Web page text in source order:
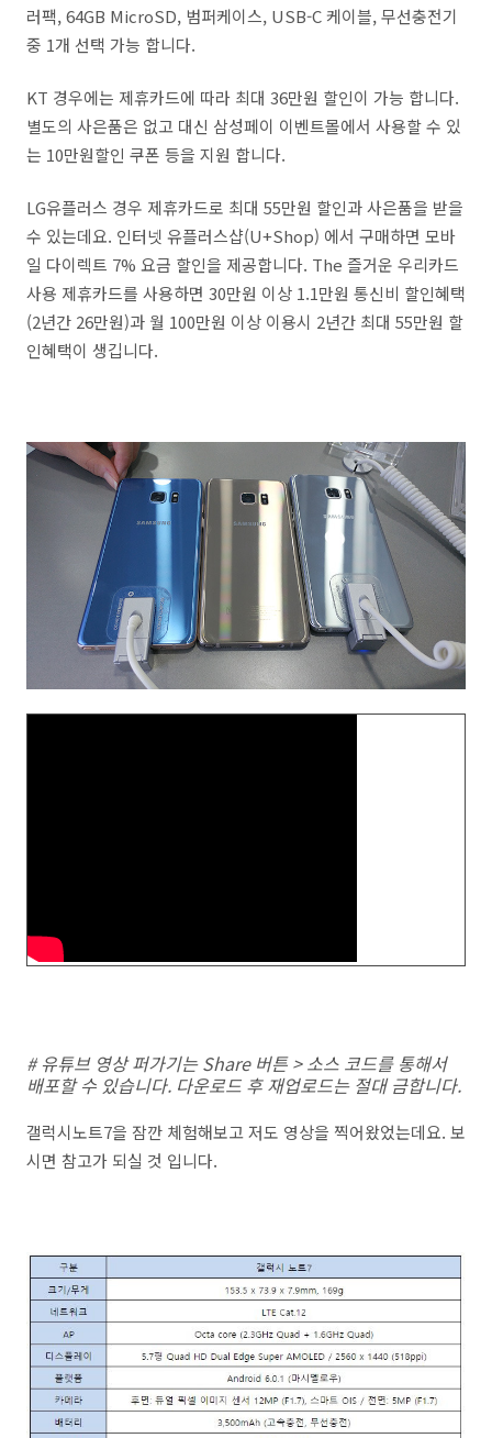
러팩, 64GB MicroSD, 범퍼케이스, USB-C 케이블, 무선충전기
중 1개 선택 가능 합니다.
KT 경우에는 제휴카드에 따라 최대 36만원 할인이 가능 합니다.
별도의 사은품은 없고 대신 삼성페이 이벤트몰에서 사용할 수 있
는 10만원할인 쿠폰 등을 지원 합니다.
LG유플러스 경우 제휴카드로 최대 55만원 할인과 사은품을 받을
수 있는데요. 인터넷 유플러스샵(U+Shop) 에서 구매하면 모바
일 다이렉트 7% 요금 할인을 제공합니다. The 즐거운 우리카드
사용 제휴카드를 사용하면 30만원 이상 1.1만원 통신비 할인혜택
(2년간 26만원)과 월 100만원 이상 이용시 2년간 최대 55만원 할
인혜택이 생깁니다.
# 유튜브 영상 퍼가기는 Share 버튼 > 소스 코드를 통해서
배포할 수 있습니다. 다운로드 후 재업로드는 절대 금합니다.
갤럭시노트7을 잠깐 체험해보고 저도 영상을 찍어왔었는데요. 보
시면 참고가 되실 것 입니다.